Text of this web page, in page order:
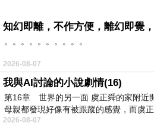
知幻即離，不作方便，離幻即覺
。。。。。。。。。。
2026-08-07
我與AI討論的小說劇情(16)
第16章 世界的另一面 虞正舜的家附近
母親都發現好像有被跟蹤的感覺，而虞
2026-08-07